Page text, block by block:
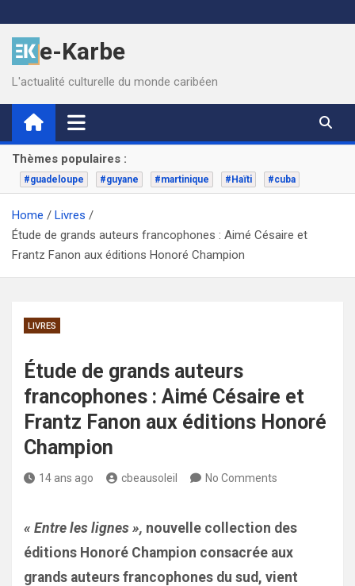
to
contente-Karbe
L'actualité culturelle du monde caribéen
Thèmes populaires :
#guadeloupe #guyane #martinique #Haïti #cuba
Home
Livres
Étude de grands auteurs francophones : Aimé Césaire et
Frantz Fanon aux éditions Honoré Champion
LIVRES
Étude de grands auteurs
francophones : Aimé Césaire et
Frantz Fanon aux éditions Honoré
Champion
14 ans ago cbeausoleil No Comments
« Entre les lignes », nouvelle collection des
éditions Honoré Champion consacrée aux
grands auteurs francophones du sud, vient